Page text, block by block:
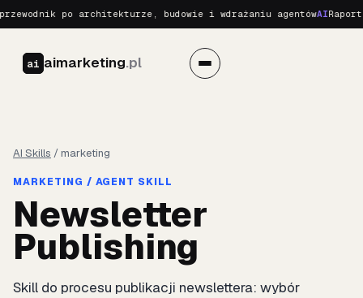
po architekturze, budowie i wdrażaniu agentówAIRaport
ai aimarketing.pl
AI Skills /marketing
MARKETING / AGENT SKILL
Newsletter
Publishing
Skill do procesu publikacji newslettera: wybór